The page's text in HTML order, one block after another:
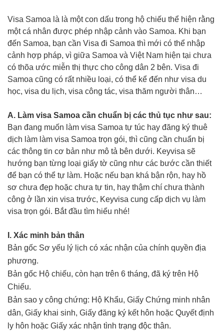
Visa Samoa là là một con dấu trong hộ chiếu thể hiện rằng
một cá nhân được phép nhập cảnh vào Samoa. Khi bạn
đến Samoa, bạn cần Visa đi Samoa thì mới có thể nhập
cảnh hợp pháp, vì giữa Samoa và Việt Nam hiện tại chưa
có thõa ước miễn thị thực cho công dân 2 bên. Visa đi
Samoa cũng có rất nhiều loại, có thể kể đến như visa du
học, visa du lịch, visa công tác, visa thăm người thân…
A. Làm visa Samoa cần chuẩn bị các thủ tục như sau:
Bạn đang muốn làm visa Samoa tự túc hay đăng ký thuê
dịch làm làm visa Samoa trọn gói, thì cũng cần chuẩn bị
các thông tin cơ bản như mô tả bên dưới. Keyvisa sẽ
hướng bạn từng loại giấy tờ cũng như các bước cần thiết
để bạn có thể tự làm. Hoặc nếu bạn khá bận rộn, hay hồ
sơ chưa đẹp hoặc chưa tự tin, hay thậm chí chưa thành
công ở lần xin visa trước, Keyvisa cung cấp dịch vụ làm
visa trọn gói. Bắt đầu tìm hiểu nhé!
I. Xác minh bản thân
Bản gốc Sơ yếu lý lịch có xác nhận của chính quyền địa
phương.
Bản gốc Hộ chiếu, còn hạn trên 6 tháng, đã ký trên Hộ
Chiếu.
Bản sao y công chứng: Hộ Khẩu, Giấy Chứng minh nhân
dân, Giấy khai sinh, Giấy đăng ký kết hôn hoặc Quyết định
ly hôn hoặc Giấy xác nhận tình trạng độc thân.